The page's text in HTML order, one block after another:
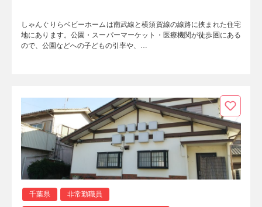
しゃんぐりらベビーホームは南武線と横須賀線の線路に挟まれた住宅
地にあります。公園・スーパーマーケット・医療機関が徒歩圏にある
ので、公園などへの子どもの引率や、…
千葉県 非常勤職員